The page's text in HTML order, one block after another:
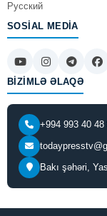
Русский
SOSIAL MEDIA
BIZIMLƏ ƏLAQƏ
+994 993 40 48
Bakı şəhəri,